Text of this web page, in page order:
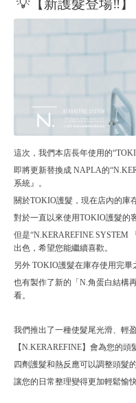
💡【新護髮登場‼️】
這次，我們本店長年使用的
即將更新替換成 NAPLA的
系統』。
關於TOKIO護髮，現在店內的庫
對於一直以來使用TOKIO護髮的
但是“N.KERAREFINE SYSTEM
出色，希望您能繼續喜歡。
另外 TOKIO護髮在庫存使用完
也有製作了新的「N.角蛋白結構
看。
我們推出了一種使髮尾光滑、輕
【N.KERAREFINE】會為您的頭
四劑護髮和熱反應可以調整頭髮
讓您的日常整理變得更加輕鬆愉快